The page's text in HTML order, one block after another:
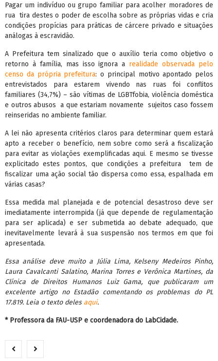
Pagar um indivíduo ou grupo familiar para acolher moradores de
rua tira destes o poder de escolha sobre as próprias vidas e cria
condições propícias para práticas de cárcere privado e situações
análogas à escravidão.
A Prefeitura tem sinalizado que o auxílio teria como objetivo o
retorno à família, mas isso ignora a realidade observada pelo
censo da própria prefeitura: o principal motivo apontado pelos
entrevistados para estarem vivendo nas ruas foi conflitos
familiares (34,7%) – são vítimas de LGBTfobia, violência doméstica
e outros abusos a que estariam novamente sujeitos caso fossem
reinseridas no ambiente familiar.
A lei não apresenta critérios claros para determinar quem estará
apto a receber o benefício, nem sobre como será a fiscalização
para evitar as violações exemplificadas aqui. E mesmo se tivesse
explicitado estes pontos, que condições a prefeitura tem de
fiscalizar uma ação social tão dispersa como essa, espalhada em
várias casas?
Essa medida mal planejada e de potencial desastroso deve ser
imediatamente interrompida (já que depende de regulamentação
para ser aplicada) e ser submetida ao debate adequado, que
inevitavelmente levará à sua suspensão nos termos em que foi
apresentada.
Essa análise deve muito a Júlia Lima, Kelseny Medeiros Pinho,
Laura Cavalcanti Salatino, Marina Torres e Verônica Martines, da
Clínica de Direitos Humanos Luiz Gama, que publicaram um
excelente artigo no Estadão comentando os problemas do PL
17.819. Leia o texto deles aqui.
* Professora da FAU-USP e coordenadora do LabCidade.